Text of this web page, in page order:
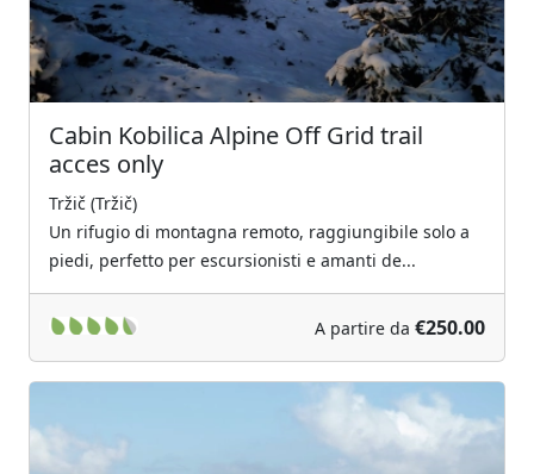
Cabin Kobilica Alpine Off Grid trail
acces only
Tržič (Tržič)
Un rifugio di montagna remoto, raggiungibile solo a
piedi, perfetto per escursionisti e amanti de...
A partire da €250.00